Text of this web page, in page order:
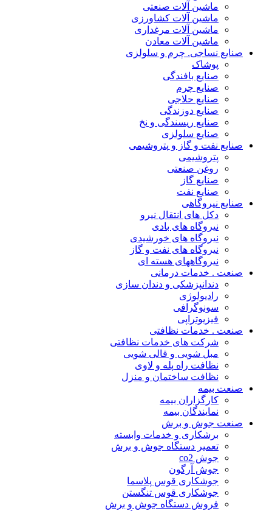
ماشین آلات صنعتی
ماشین آلات کشاورزی
ماشین آلات مرغداری
ماشین آلات معادن
صنایع نساجی. چرم و سلولزی
پوشاک
صنایع بافندگی
صنایع چرم
صنایع حلاجی
صنایع دوزندگی
صنایع ریسندگی و نخ
صنایع سلولزی
صنایع نفت و گاز و پتروشیمی
پتروشیمی
روغن صنعتی
صنایع گاز
صنایع نفت
صنایع نیروگاهی
دکل های انتقال نیرو
نیروگاه های بادی
نیروگاه های خورشیدی
نیروگاه های نفت و گاز
نیروگاههای هسته ای
صنعت . خدمات درمانی
دندانپزشکی و دندان سازی
رادیولوژی
سونوگرافی
فیزیوتراپی
صنعت . خدمات نظافتی
شرکت های خدمات نظافتی
مبل شویی و قالی شویی
نظافت راه پله و لاوی
نظافت ساختمان و منزل
صنعت بیمه
کارگزاران بیمه
نمایندگان بیمه
صنعت جوش و برش
برشکاری و خدمات وابسته
تعمیر دستگاه جوش و برش
جوش co2
جوش آرگون
جوشکاری قوس پلاسما
جوشکاری قوس تنگستن
فروش دستگاه جوش و برش